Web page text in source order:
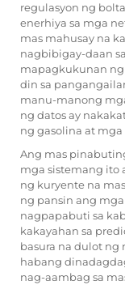
regulasyon ng
enerhiya sa mga
mas mahusay na
nagbibigay-daan
mapagkukunan
din sa
manu-manong
ng datos ay
ng gasolina at mga
Ang mas
mga sistemang ito
ng kuryente na
ng pansin ang
nagpapabuti sa
kakayahan sa
basura na dulot
habang
nag-aambag sa